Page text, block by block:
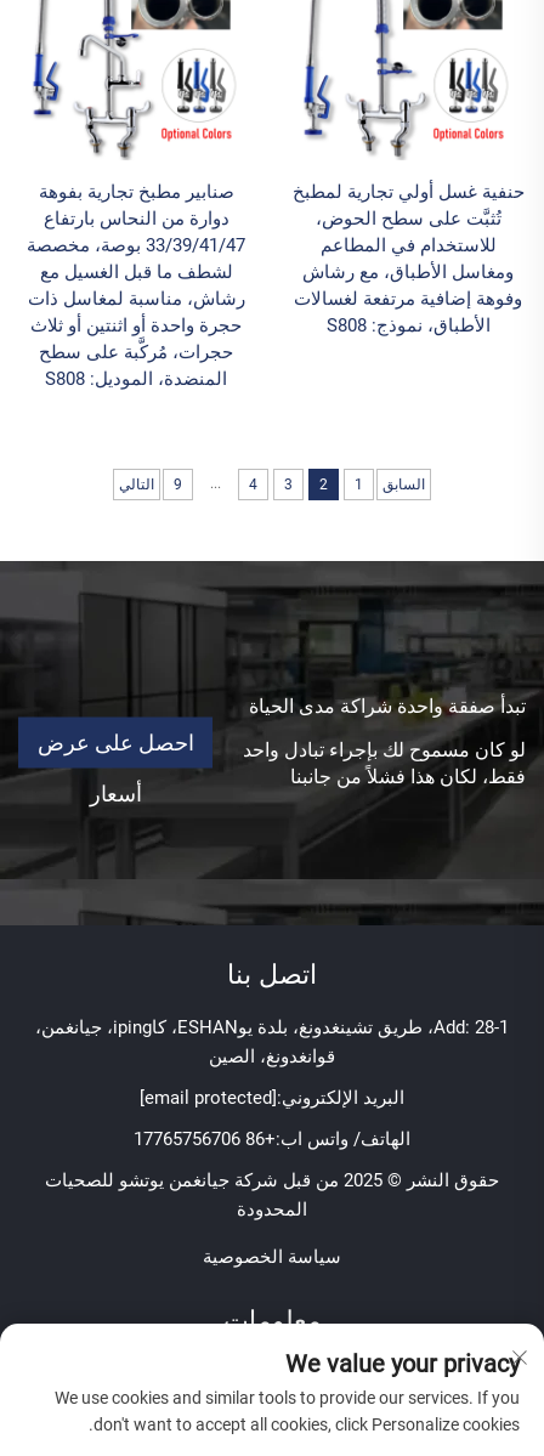
حنفية غسل أولي تجارية لمطبخ
تُثبَّت على سطح الحوض،
للاستخدام في المطاعم
ومغاسل الأطباق، مع رشاش
وفوهة إضافية مرتفعة لغسالات
الأطباق، نموذج: S808
صنابير مطبخ تجارية بفوهة
دوارة من النحاس بارتفاع
33/39/41/47 بوصة، مخصصة
لشطف ما قبل الغسيل مع
رشاش، مناسبة لمغاسل ذات
حجرة واحدة أو اثنتين أو ثلاث
حجرات، مُركَّبة على سطح
المنضدة، الموديل: S808
السابق 1
2
3
4
...
9 التالي
تبدأ صفقة واحدة شراكة مدى الحياة
لو كان مسموح لك بإجراء تبادل واحد
فقط، لكان هذا فشلاً من جانبنا
احصل على عرض
أسعار
اتصل بنا
Add: 28-1، طريق تشينغدونغ، بلدة يوESHAN، كاiping، جيانغمن،
قوانغدونغ، الصين
البريد الإلكتروني:[email protected]
الهاتف/ واتس اب:+86 17765756706
حقوق النشر © 2025 من قبل شركة جيانغمن يوتشو للصحيات
المحدودة
سياسة الخصوصية
معلومات
اشترك لتلقي نشرتنا الإخبارية الأسبوعية
We value your privacy
We use cookies and similar tools to provide our services. If you
don't want to accept all cookies, click Personalize cookies.